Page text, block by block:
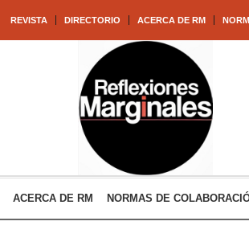
REVISTA DIRECTORIO ACERCA DE RM
ACERCA DE RM NORMAS DE